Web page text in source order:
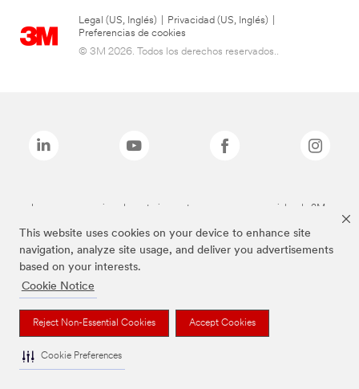
This website uses cookies on your device to enhance site
navigation, analyze site usage, and deliver you advertisements
based on your interests.
Cookie Notice
Reject Non-Essential Cookies Accept Cookies
Cookie Preferences
Legal (US, Inglés) Privacidad (US, Inglés)
Preferencias de cookies
© 3M 2026. Todos los derechos reservados..
Las marcas mencionadas anteriormente son marcas comerciales de 3M.